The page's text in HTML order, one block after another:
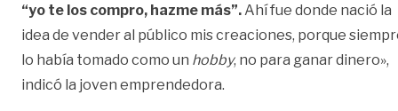
“yo te los compro, hazme más”. Ahí fue donde nació la
idea de vender al público mis creaciones, porque
lo había tomado como un hobby, no para ganar dinero»,
indicó la joven emprendedora.